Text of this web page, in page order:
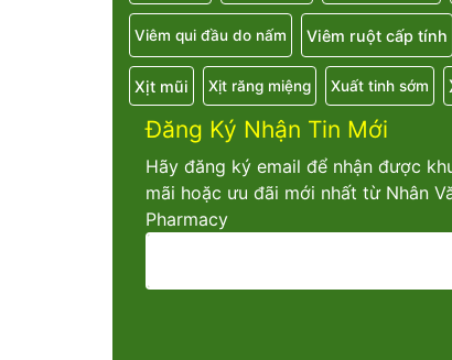
Viêm qui đầu do nấm Viêm ruột cấp tính
Xịt mũi Xịt răng miệng Xuất tinh sớm
Đăng Ký Nhận Tin Mới
Hãy đăng ký email để nhận được
mãi hoặc ưu đãi mới nhất từ Nhân
Pharmacy